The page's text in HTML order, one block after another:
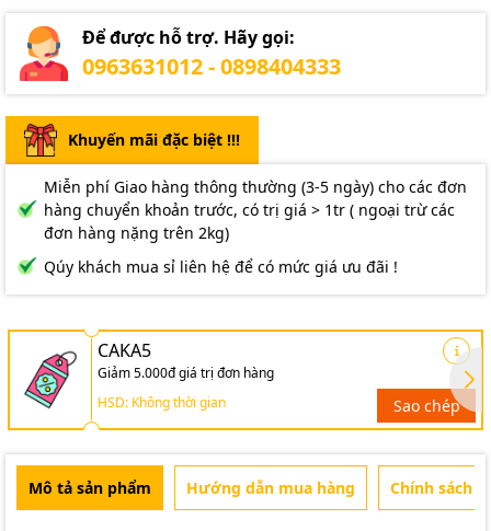
Để được hỗ trợ. Hãy gọi:
0963631012 - 0898404333
Khuyến mãi đặc biệt !!!
Miễn phí Giao hàng thông thường (3-5 ngày) cho các đơn
hàng chuyển khoản trước, có trị giá > 1tr ( ngoại trừ các
đơn hàng nặng trên 2kg)
Qúy khách mua sỉ liên hệ để có mức giá ưu đãi !
CAKA5
Giảm 5.000đ giá trị đơn hàng
HSD: Không thời gian
Sao chép
Mô tả sản phẩm Hướng dẫn mua hàng Chính sách